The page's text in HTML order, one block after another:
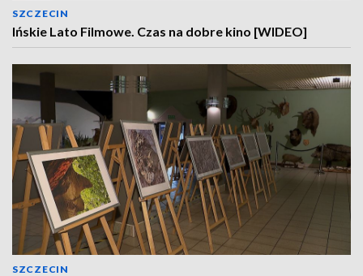
SZCZECIN
Ińskie Lato Filmowe. Czas na dobre kino [WIDEO]
SZCZECIN